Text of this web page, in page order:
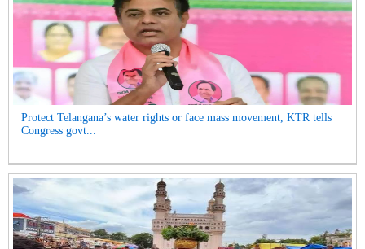
Protect Telangana’s water rights or face mass movement, KTR tells
Congress govt...